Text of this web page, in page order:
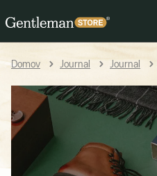
Domov Journal Journal